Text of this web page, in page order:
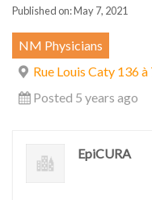
Published on: May 7, 2021
NM Physicians
Rue Louis Caty 136
Posted 5 years ago
EpiCURA